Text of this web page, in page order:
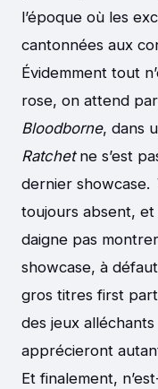
l’époque où les
cantonnées aux
Évidemment tout
rose, on attend
Bloodborne, dans
Ratchet ne s’est
dernier showcase.
toujours absent,
daigne pas
showcase, à
gros titres first
des jeux
apprécieront
Et finalement,